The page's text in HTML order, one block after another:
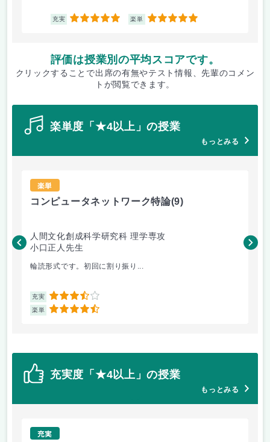
充実 5 楽単 5
評価は授業別の平均スコアです。
クリックすることで出席の有無やテスト情報、先輩のコメン
トが閲覧できます。
楽単度「★4以上」の授業
もっとみる
楽単
コンピュータネットワーク特論(9)
人間文化創成科学研究科 理学専攻
小口正人先生
輪読形式です。初回に割り振り...
充実 3.5
楽単 4.5
森
充実度「★4以上」の授業
もっとみる
充実